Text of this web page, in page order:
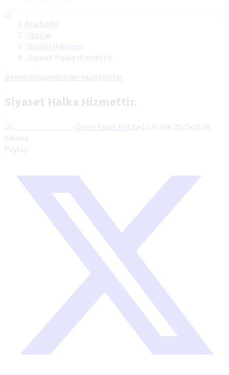
Ana Sayfa
Yazılar
Benim Hikayem
Siyaset Halka Hizmettir.
Benim Hikayemslider yazıYazarlar
Siyaset Halka Hizmettir.
Ömer Faruk Kotay•11 Aralık 2022•15 dk
okuma
Paylaş: